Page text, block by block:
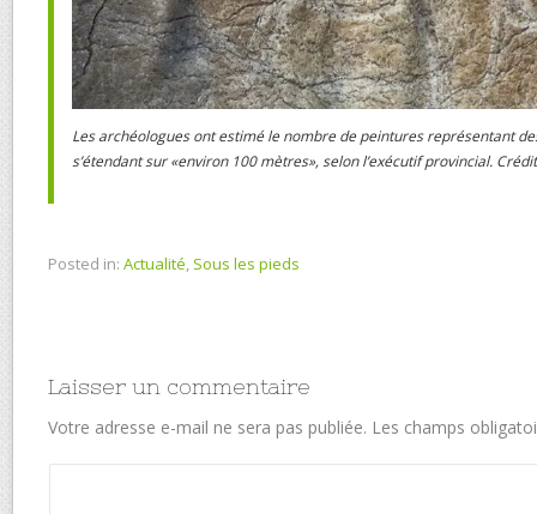
Les archéologues ont estimé le nombre de peintures représentant
s’étendant sur «environ 100 mètres», selon l’exécutif provincial.
Posted in: Actualité, Sous les pieds
Laisser un commentaire
Votre adresse e-mail ne sera pas publiée. Les champs